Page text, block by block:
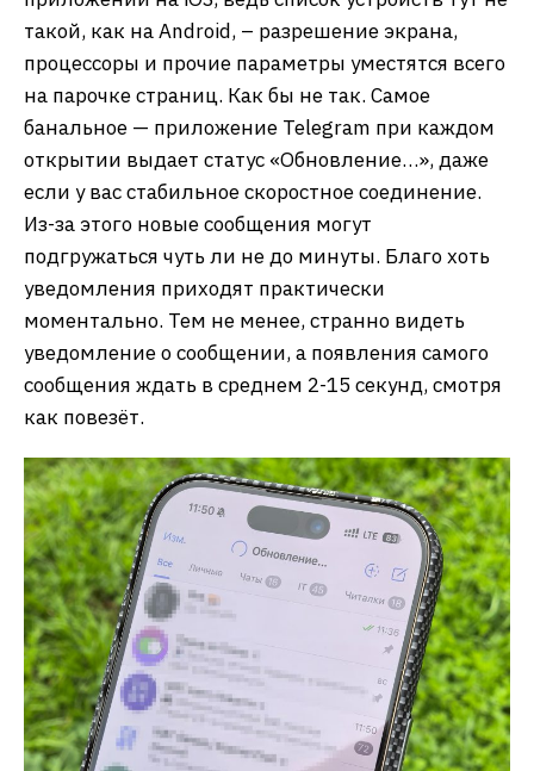
такой, как на Android, – разрешение экрана,
процессоры и прочие параметры уместятся всего
на парочке страниц. Как бы не так. Самое
банальное — приложение Telegram при каждом
открытии выдает статус «Обновление…», даже
если у вас стабильное скоростное соединение.
Из-за этого новые сообщения могут
подгружаться чуть ли не до минуты. Благо хоть
уведомления приходят практически
моментально. Тем не менее, странно видеть
уведомление о сообщении, а появления самого
сообщения ждать в среднем 2-15 секунд, смотря
как повезёт.